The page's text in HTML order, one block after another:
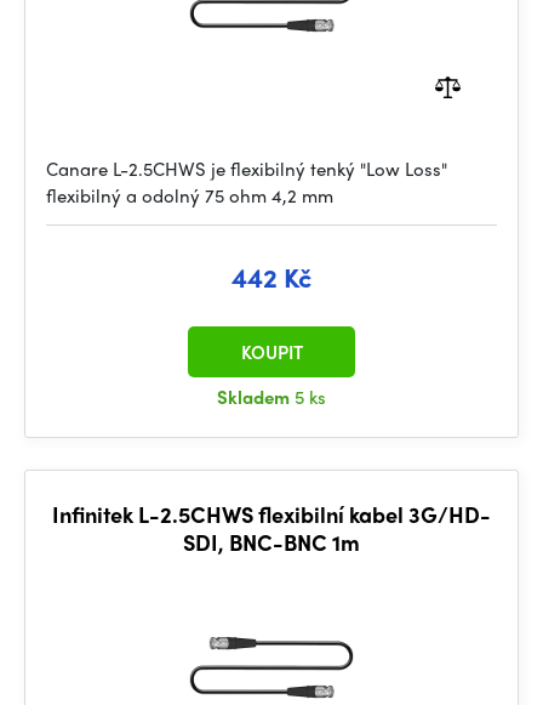
Canare L-2.5CHWS je flexibilný tenký "Low Loss"
flexibilný a odolný 75 ohm 4,2 mm
442 Kč
Skladem 5 ks
KOUPIT
Infinitek L-2.5CHWS flexibilní kabel 3G/HD-
SDI, BNC-BNC 1m